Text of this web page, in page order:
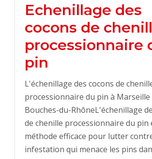
Echenillage des
cocons de
processionnaire
pin
L'échenillage des cocons de
processionnaire du pin à Marseille
Bouches-du-RhôneL'échenillage
de chenille processionnaire du pin
méthode efficace pour lutter
infestation qui menace les pins